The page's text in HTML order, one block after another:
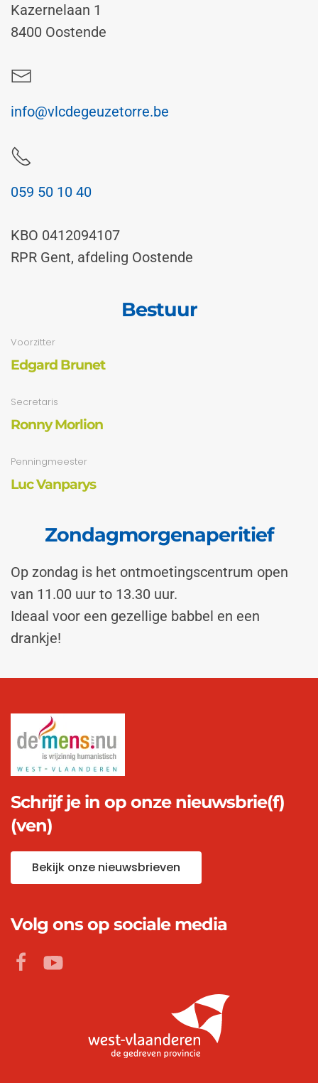
Kazernelaan 1
8400 Oostende
info@vlcdegeuzetorre.be
059 50 10 40
KBO 0412094107
RPR Gent, afdeling Oostende
Bestuur
Voorzitter
Edgard Brunet
Secretaris
Ronny Morlion
Penningmeester
Luc Vanparys
Zondagmorgenaperitief
Op zondag is het ontmoetingscentrum open
van 11.00 uur to 13.30 uur.
Ideaal voor een gezellige babbel en een
drankje!
Schrijf je in op onze nieuwsbrie(f)
(ven)
Bekijk onze nieuwsbrieven
Volg ons op sociale media